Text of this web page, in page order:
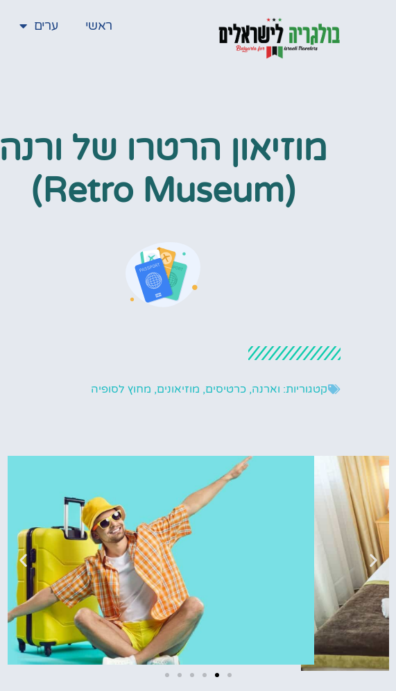
ראשי ערים
מוזיאון הרטרו של ורנה
(Retro Museum)
קטגוריות: וארנה, כרטיסים, מוזיאונים, מחוץ לסופיה